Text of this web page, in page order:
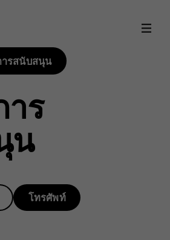
ร์
รสนับสนุน
ร
น
โทรศัพท์